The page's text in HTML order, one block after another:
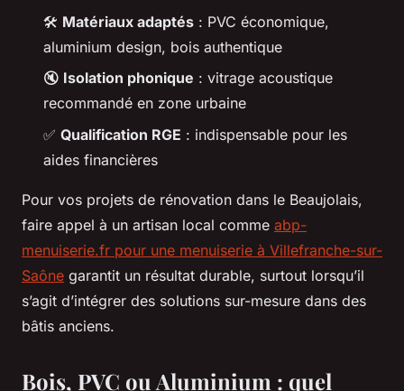
🛠️ Matériaux adaptés : PVC économique,
aluminium design, bois authentique
🔇 Isolation phonique : vitrage acoustique
recommandé en zone urbaine
✅ Qualification RGE : indispensable pour les
aides financières
Pour vos projets de rénovation dans le Beaujolais,
faire appel à un artisan local comme abp-
menuiserie.fr pour une menuiserie à Villefranche-sur-
Saône garantit un résultat durable, surtout lorsqu’il
s’agit d’intégrer des solutions sur-mesure dans des
bâtis anciens.
Bois, PVC ou Aluminium : quel